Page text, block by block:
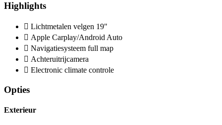
Highlights
Lichtmetalen velgen 19"
Apple Carplay/Android Auto
Navigatiesysteem full map
Achteruitrijcamera
Electronic climate controle
Opties
Exterieur